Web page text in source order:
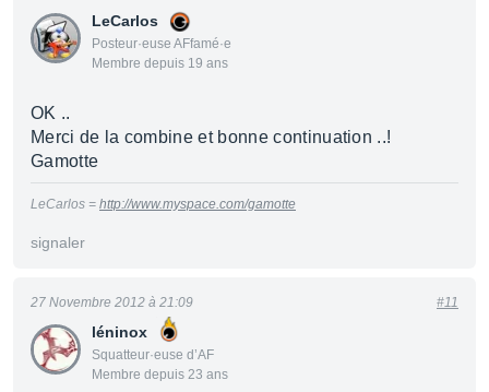
LeCarlos
Posteur·euse AFfamé·e
Membre depuis 19 ans
OK ..
Merci de la combine et bonne continuation ..!
Gamotte
LeCarlos = http://www.myspace.com/gamotte
signaler
léninox
Squatteur·euse d’AF
Membre depuis 23 ans
27 Novembre 2012 à 21:09 #11